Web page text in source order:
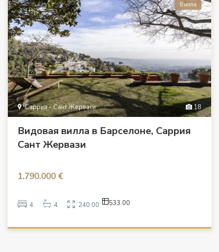
18
Саррия - Сант Жерваси
Вилла
Видовая вилла в Барселоне, Саррия
Сант Жервази
1.790.000 €
4 4 240.00 533.00